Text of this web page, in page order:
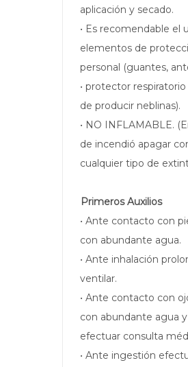
aplicación y secado.
• Es recomendable el
elementos de
personal (guantes,
• protector
de producir neblinas).
• NO INFLAMABLE.
de incendió apagar
cualquier tipo de
Primeros Auxilios
• Ante contacto con
con abundante agua.
• Ante inhalación
ventilar.
• Ante contacto con
con abundante agua y
efectuar consulta
• Ante ingestión